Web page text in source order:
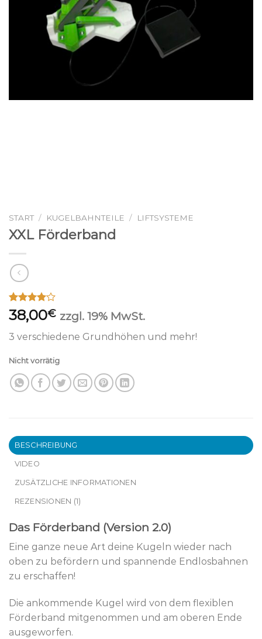
START / KUGELBAHNTEILE / LIFTSYSTEME
XXL Förderband
Bewertet
mit4.00
basierend
1
Kundenbewertung
38,00€ zzgl. 19% MwSt.
3 verschiedene Grundhöhen und mehr!
Nicht vorrätig
BESCHREIBUNG
VIDEO
ZUSÄTZLICHE INFORMATIONEN
REZENSIONEN (1)
Das Förderband (Version 2.0)
Eine ganze neue Art deine Kugeln wieder nach
oben zu befördern und spannende Endlosbahnen
zu erschaffen!
Die ankommende Kugel wird von dem flexiblen
Förderband mitgenommen und am oberen Ende
ausgeworfen.